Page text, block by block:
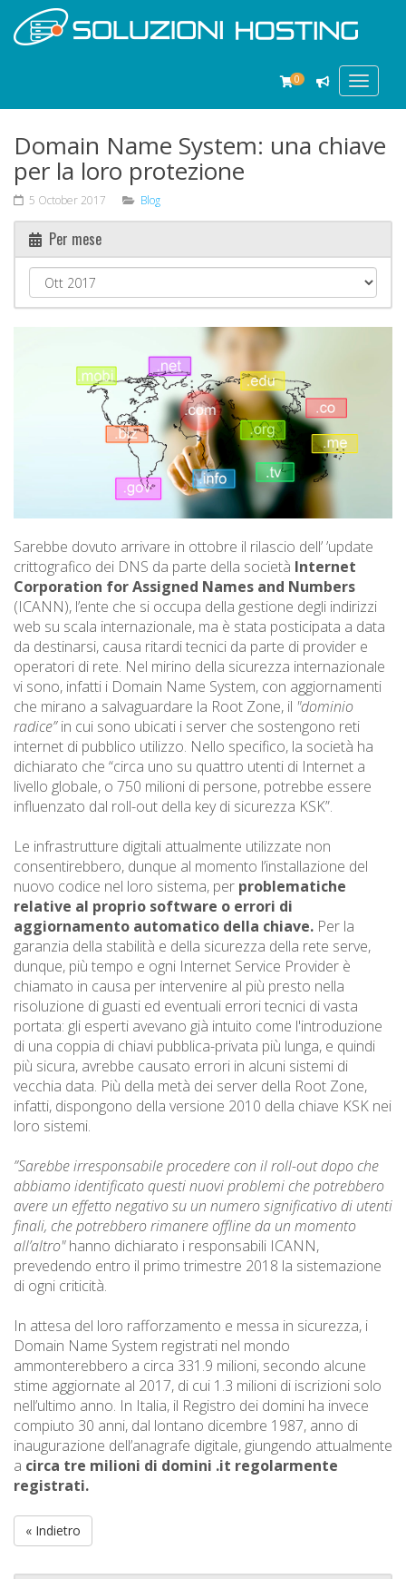
Toggle
0
Domain Name System: una chiave
per la loro protezione
5 October 2017 Blog
Per mese
Sarebbe dovuto arrivare in ottobre il rilascio dell’ ’update
crittografico dei DNS da parte della società Internet
Corporation for Assigned Names and Numbers
(ICANN), l’ente che si occupa della gestione degli indirizzi
web su scala internazionale, ma è stata posticipata a data
da destinarsi, causa ritardi tecnici da parte di provider e
operatori di rete. Nel mirino della sicurezza internazionale
vi sono, infatti i Domain Name System, con aggiornamenti
che mirano a salvaguardare la Root Zone, il "dominio
radice”in cui sono ubicati i server che sostengono reti
internet di pubblico utilizzo. Nello specifico, la società ha
dichiarato che “circa uno su quattro utenti di Internet a
livello globale, o 750 milioni di persone, potrebbe essere
influenzato dal roll-out della key di sicurezza KSK”.
Le infrastrutture digitali attualmente utilizzate non
consentirebbero, dunque al momento l’installazione del
nuovo codice nel loro sistema, per problematiche
relative al proprio software o errori di
aggiornamento automatico della chiave. Per la
garanzia della stabilità e della sicurezza della rete serve,
dunque, più tempo e ogni Internet Service Provider è
chiamato in causa per intervenire al più presto nella
risoluzione di guasti ed eventuali errori tecnici di vasta
portata: gli esperti avevano già intuito come l'introduzione
di una coppia di chiavi pubblica-privata più lunga, e quindi
più sicura, avrebbe causato errori in alcuni sistemi di
vecchia data. Più della metà dei server della Root Zone,
infatti, dispongono della versione 2010 della chiave KSK nei
loro sistemi.
”Sarebbe irresponsabile procedere con il roll-out dopo che
abbiamo identificato questi nuovi problemi che potrebbero
avere un effetto negativo su un numero significativo di utenti
finali, che potrebbero rimanere offline da un momento
all’altro"hanno dichiarato i responsabili ICANN,
prevedendo entro il primo trimestre 2018 la sistemazione
di ogni criticità.
In attesa del loro rafforzamento e messa in sicurezza, i
Domain Name System registrati nel mondo
ammonterebbero a circa 331.9 milioni, secondo alcune
stime aggiornate al 2017, di cui 1.3 milioni di iscrizioni solo
nell’ultimo anno. In Italia, il Registro dei domini ha invece
compiuto 30 anni, dal lontano dicembre 1987, anno di
inaugurazione dell’anagrafe digitale, giungendo attualmente
a circa tre milioni di domini .it regolarmente
registrati.
« Indietro